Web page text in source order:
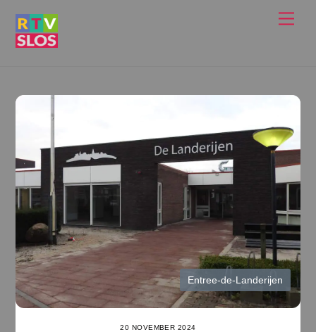
Entree-de-Landerijen
20 NOVEMBER 2024